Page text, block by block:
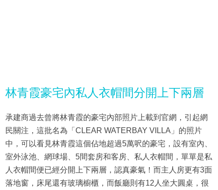
林青霞豪宅內私人衣帽間分開上下兩層
承建商過去曾將林青霞的豪宅內部照片上載到官網，引起網
民關注，這批名為「CLEAR WATERBAY VILLA」的照片
中，可以看見林青霞這個佔地超過5萬呎的豪宅，設有室內、
室外泳池、網球場、5間套房和客房、私人衣帽間，單單是私
人衣帽間便已經分開上下兩層，認真豪氣！而主人房更有3面
落地窗，床尾還有玻璃櫥櫃，而飯廳則有12人坐大圓桌，很